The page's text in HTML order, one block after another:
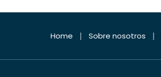
Home Sobre nosotros